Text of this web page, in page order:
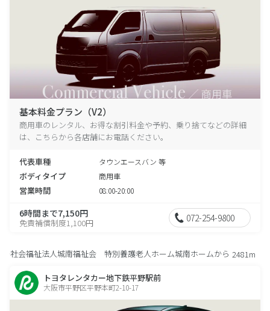
基本料金プラン（V2）
商用車のレンタル、お得な割引料金や予約、乗り捨てなどの詳細
は、こちらから各店舗にお電話ください。
代表車種 タウンエースバン 等
ボディタイプ 商用車
営業時間 08:00-20:00
6時間まで7,150円
免責補償制度1,100円 072-254-9800
社会福祉法人城南福祉会 特別養護老人ホーム城南ホームから 2481m
トヨタレンタカー地下鉄平野駅前
大阪市平野区平野本町2-10-17